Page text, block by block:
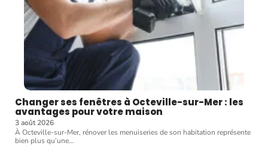
Changer ses fenêtres à Octeville-sur-Mer : les
avantages pour votre maison
3 août 2026
À Octeville-sur-Mer, rénover les menuiseries de son habitation représente
bien plus qu’une…